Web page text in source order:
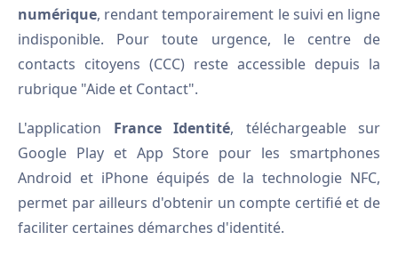
numérique, rendant temporairement le suivi en ligne
indisponible. Pour toute urgence, le centre de
contacts citoyens (CCC) reste accessible depuis la
rubrique "Aide et Contact".
L'application France Identité, téléchargeable sur
Google Play et App Store pour les smartphones
Android et iPhone équipés de la technologie NFC,
permet par ailleurs d'obtenir un compte certifié et de
faciliter certaines démarches d'identité.